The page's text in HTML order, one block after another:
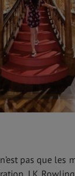
pas que les